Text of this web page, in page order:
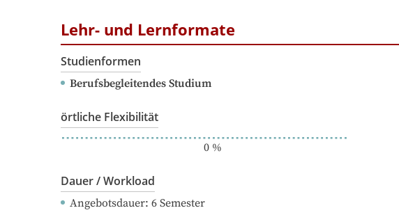
Lehr- und Lernformate
Studienformen
Berufsbegleitendes Studium
örtliche Flexibilität
0%
Dauer / Workload
Angebotsdauer: 6 Semester